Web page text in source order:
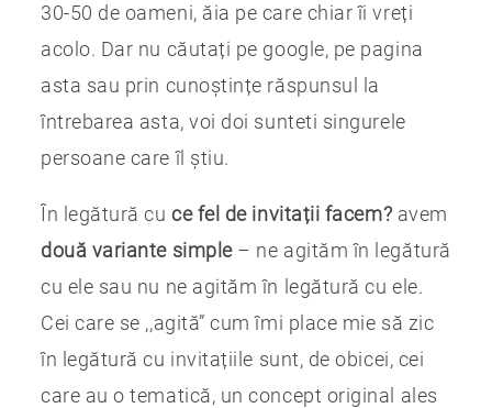
30-50 de oameni, ăia pe care chiar îi vreți
acolo. Dar nu căutați pe google, pe pagina
asta sau prin cunoștințe răspunsul la
întrebarea asta, voi doi sunteti singurele
persoane care îl știu.
În legătură cuce fel de invitații facem? avem
două variante simple– ne agităm în legătură
cu ele sau nu ne agităm în legătură cu ele.
Cei care se ,,agită” cum îmi place mie să zic
în legătură cu invitațiile sunt, de obicei, cei
care au o tematică, un concept original ales